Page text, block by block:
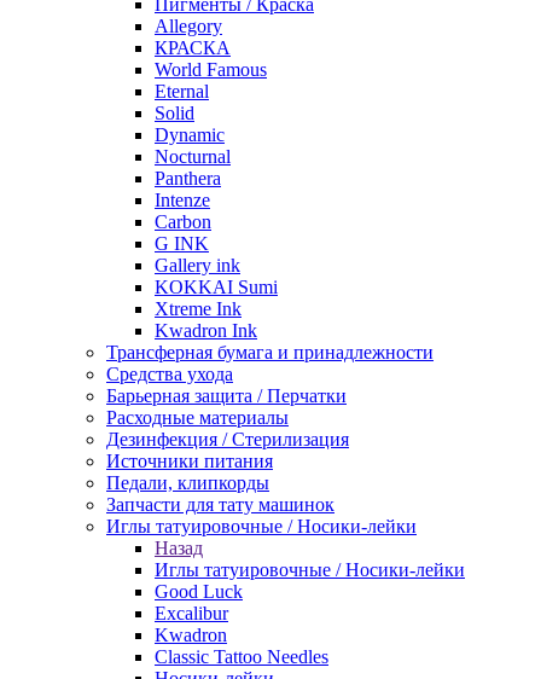
Пигменты / Краска
Allegory
КРАСКА
World Famous
Eternal
Solid
Dynamic
Nocturnal
Panthera
Intenze
Carbon
G INK
Gallery ink
KOKKAI Sumi
Xtreme Ink
Kwadron Ink
Трансферная бумага и принадлежности
Средства ухода
Барьерная защита / Перчатки
Расходные материалы
Дезинфекция / Стерилизация
Источники питания
Педали, клипкорды
Запчасти для тату машинок
Иглы татуировочные / Носики-лейки
Назад
Иглы татуировочные / Носики-лейки
Good Luck
Excalibur
Kwadron
Classic Tattoo Needles